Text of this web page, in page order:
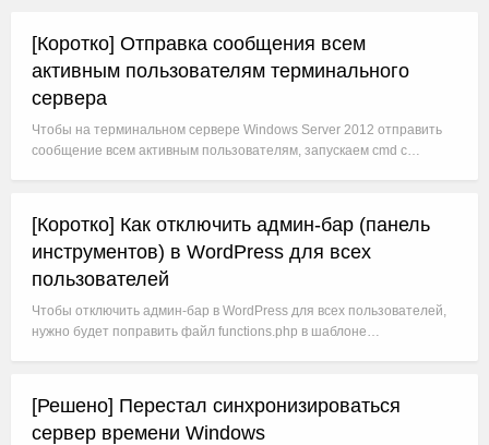
[Коротко] Отправка сообщения всем
активным пользователям терминального
сервера
Чтобы на терминальном сервере Windows Server 2012 отправить
сообщение всем активным пользователям, запускаем cmd с…
[Коротко] Как отключить админ-бар (панель
инструментов) в WordPress для всех
пользователей
Чтобы отключить админ-бар в WordPress для всех пользователей,
нужно будет поправить файл functions.php в шаблоне…
[Решено] Перестал синхронизироваться
сервер времени Windows